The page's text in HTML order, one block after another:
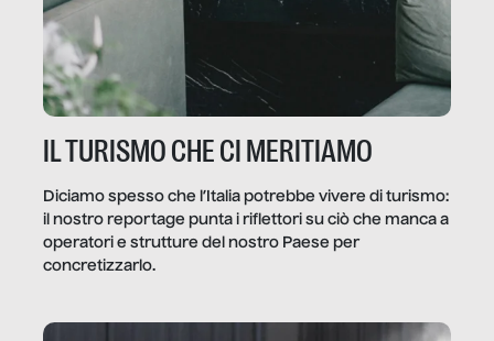
IL TURISMO CHE CI MERITIAMO
Diciamo spesso che l’Italia potrebbe vivere di turismo:
il nostro reportage punta i riflettori su ciò che manca a
operatori e strutture del nostro Paese per
concretizzarlo.